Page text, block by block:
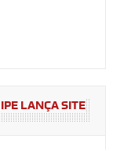
LANÇA SITE